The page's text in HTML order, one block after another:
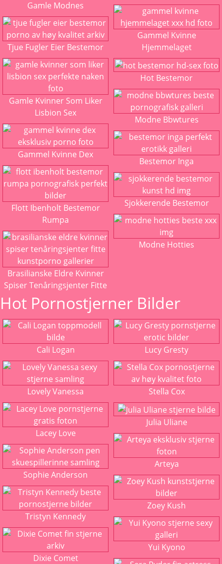
Gamle Modnes
Tjue Fugler Eier Bestemor
Gamle Kvinner Som Liker
Lisbion Sex
Gammel Kvinne Dex
Flott Ibenholt Bestemor
Rumpa
Brasilianske Eldre Kvinner
Spiser Tenåringsjenter Fitte
Gammel Kvinne
Hjemmelaget
Hot Bestemor
Modne Bbwtures
Bestemor Inga
Sjokkerende Bestemor
Modne Hotties
Hot Pornostjerner Bilder
Cali Logan
Lovely Vanessa
Lacey Love
Sophie Anderson
Tristyn Kennedy
Dixie Comet
Lucy Gresty
Stella Cox
Julia Uliane
Arteya
Zoey Kush
Yui Kyono